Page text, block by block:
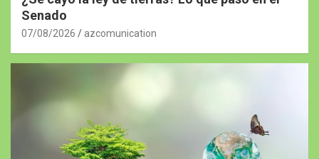
Senado
07/08/2026 azcomunication